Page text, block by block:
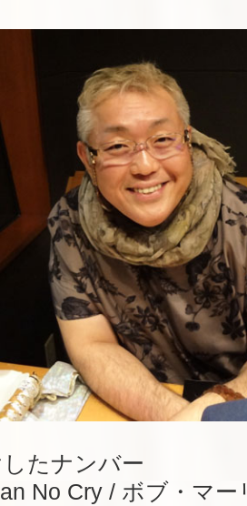
たナンバー
No Cry / ボブ・マー